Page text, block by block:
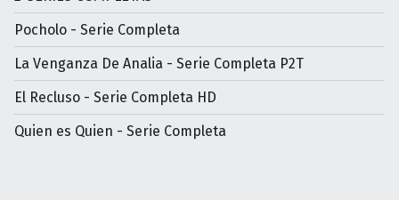
Pocholo - Serie Completa
La Venganza De Analia - Serie Completa P2T
El Recluso - Serie Completa HD
Quien es Quien - Serie Completa